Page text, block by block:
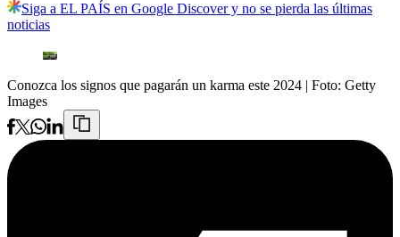
Siga a EL PAÍS en Google Discover y no se pierda las últimas
noticias
Conozca los signos que pagarán un karma este 2024 | Foto: Getty
Images